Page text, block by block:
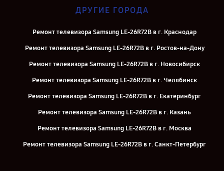
ДРУГИЕ ГОРОДА
Ремонт телевизора Samsung LE-26R72B в г. Краснодар
Ремонт телевизора Samsung LE-26R72B в г. Ростов-на-Дону
Ремонт телевизора Samsung LE-26R72B в г. Новосибирск
Ремонт телевизора Samsung LE-26R72B в г. Челябинск
Ремонт телевизора Samsung LE-26R72B в г. Екатеринбург
Ремонт телевизора Samsung LE-26R72B в г. Казань
Ремонт телевизора Samsung LE-26R72B в г. Москва
Ремонт телевизора Samsung LE-26R72B в г. Санкт-Петербург